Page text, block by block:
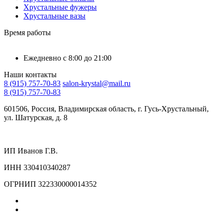
Хрустальные фужеры
Хрустальные вазы
Время работы
Ежедневно с 8:00 до 21:00
Наши контакты
8 (915) 757-70-83 salon-krystal@mail.ru
8 (915) 757-70-83
601506, Россия, Владимирская область, г. Гусь-Хрустальный,
ул. Шатурская, д. 8
ИП Иванов Г.В.
ИНН 330410340287
ОГРНИП 322330000014352